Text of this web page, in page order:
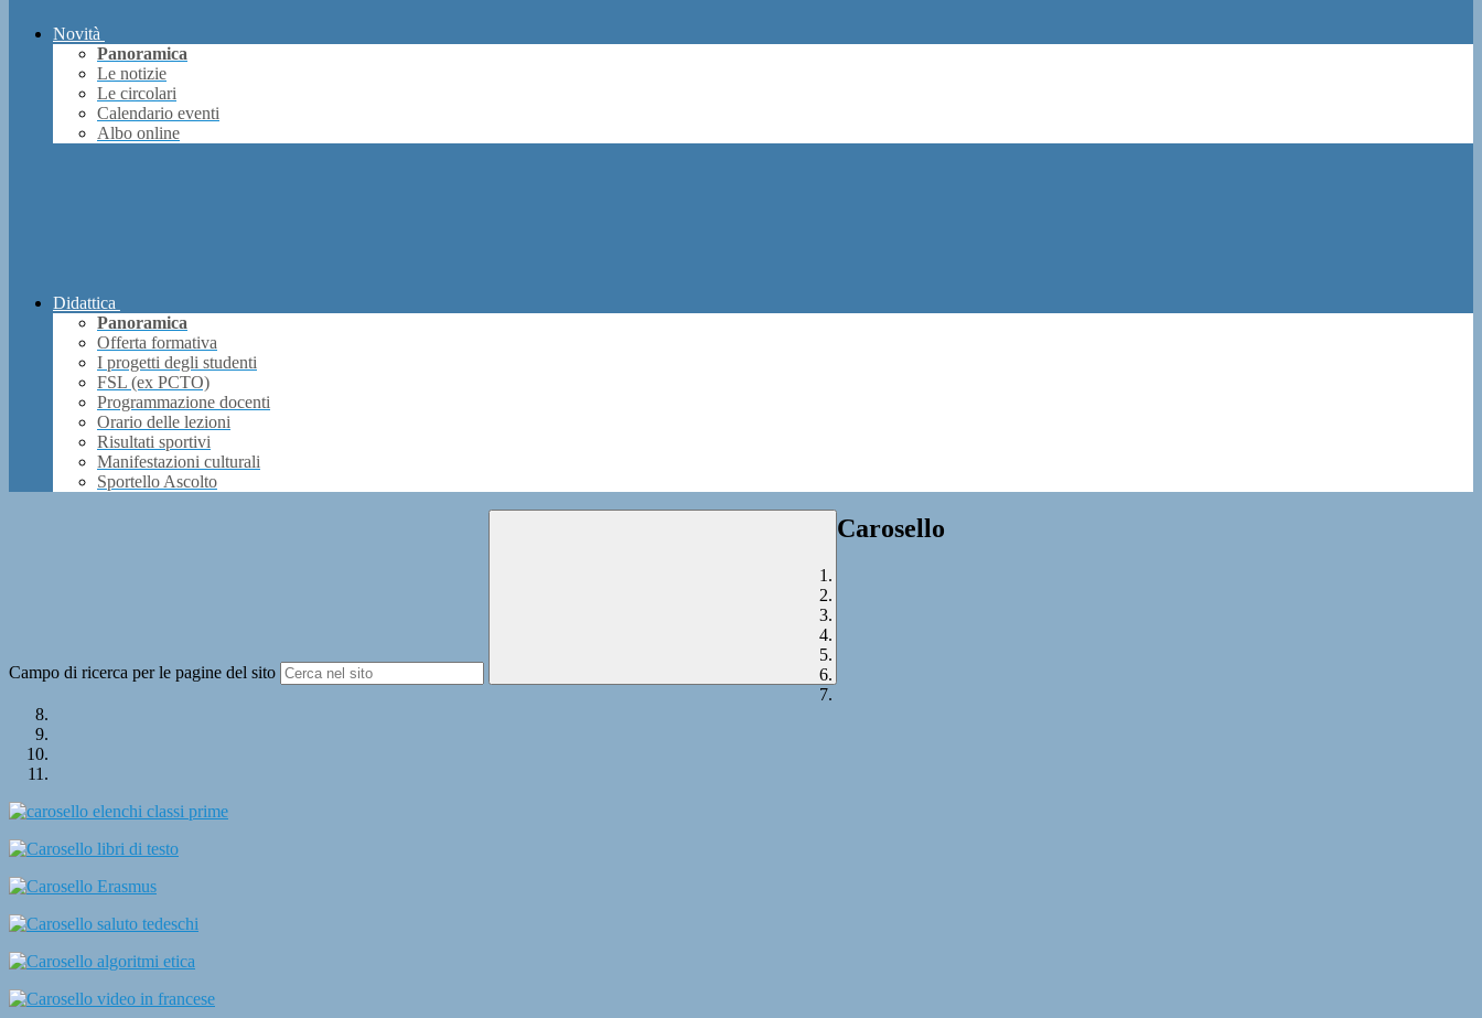
Novità
Panoramica
Le notizie
Le circolari
Calendario eventi
Albo online
Didattica
Panoramica
Offerta formativa
I progetti degli studenti
FSL (ex PCTO)
Programmazione docenti
Orario delle lezioni
Risultati sportivi
Manifestazioni culturali
Sportello Ascolto
Campo di ricerca per le pagine del sito
Carosello